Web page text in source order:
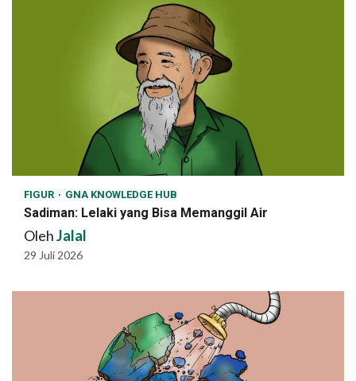
FIGUR GNA KNOWLEDGE HUB
Sadiman: Lelaki yang Bisa Memanggil Air
OlehJalal
29 Juli 2026